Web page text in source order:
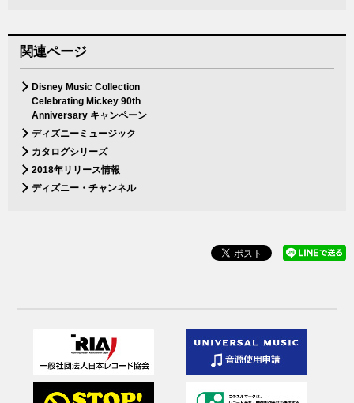
関連ページ
Disney Music Collection
Celebrating Mickey 90th
Anniversary キャンペーン
ディズニーミュージック
カタログシリーズ
2018年リリース情報
ディズニー・チャンネル